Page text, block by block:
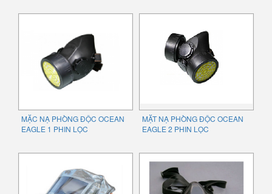
MẶC NẠ PHÒNG ĐỘC OCEAN
EAGLE 1 PHIN LỌC
MẶT NẠ PHÒNG ĐỘC OCEAN
EAGLE 2 PHIN LỌC